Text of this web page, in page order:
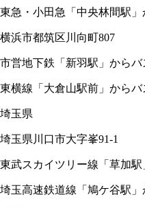
東急・小田急「中央林間駅」
横浜市都筑区川向町807
市営地下鉄「新羽駅」から
東横線「大倉山駅前」から
埼玉県
埼玉県川口市大字峯91-1
東武スカイツリー線「草加
埼玉高速鉄道線「鳩ケ谷駅